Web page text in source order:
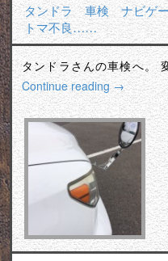
タンドラ 車検 ナビゲ
トマ不良……
タンドラさんの車検へ
Continue reading→